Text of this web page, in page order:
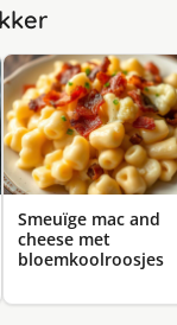
Smeuïge mac and
cheese met
bloemkoolroosjes